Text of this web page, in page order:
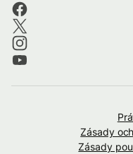
Zásady
Zásady